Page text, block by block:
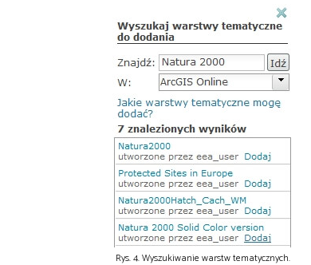
Rys. 4. Wyszukiwanie warstw tematycznych.